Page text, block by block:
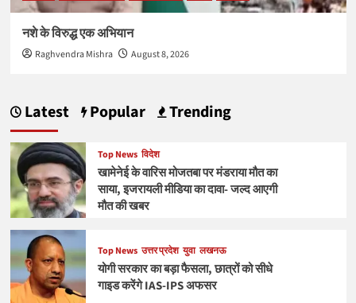
नशे के विरुद्ध एक अभियान
Raghvendra Mishra August 8, 2026
Latest Popular Trending
Top News विदेश
खामेनेई के वारिस मोजतबा पर मंडराया मौत का
साया, इजरायली मीडिया का दावा- जल्द आएगी
मौत की खबर
Top News उत्तर प्रदेश युवा लखनऊ
योगी सरकार का बड़ा फैसला, छात्रों को सीधे
गाइड करेंगे IAS-IPS अफसर